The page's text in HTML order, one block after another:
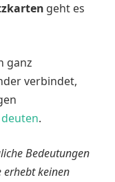
geht es
ganz
verbindet,
.
Bedeutungen
erhebt keinen